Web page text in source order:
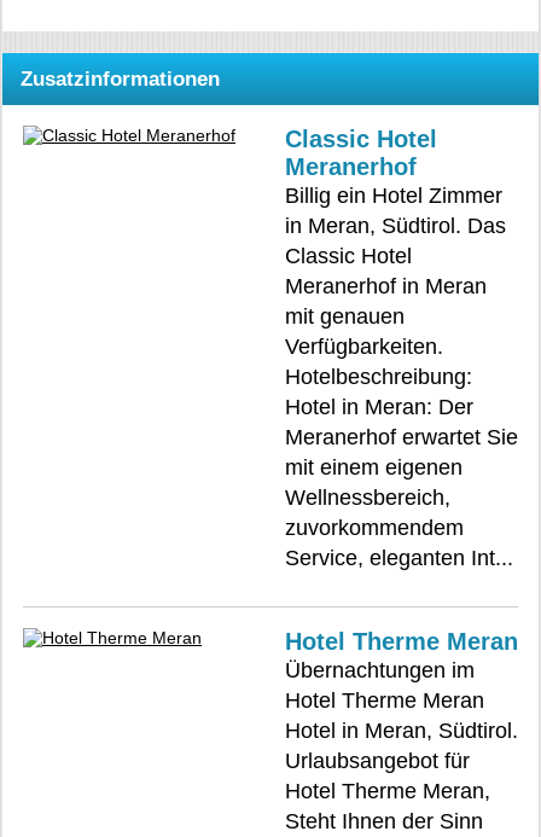
Zusatzinformationen
Classic Hotel
Meranerhof
Billig ein Hotel Zimmer
in Meran, Südtirol. Das
Classic Hotel
Meranerhof in Meran
mit genauen
Verfügbarkeiten.
Hotelbeschreibung:
Hotel in Meran: Der
Meranerhof erwartet Sie
mit einem eigenen
Wellnessbereich,
zuvorkommendem
Service, eleganten Int...
Hotel Therme Meran
Übernachtungen im
Hotel Therme Meran
Hotel in Meran, Südtirol.
Urlaubsangebot für
Hotel Therme Meran,
Steht Ihnen der Sinn